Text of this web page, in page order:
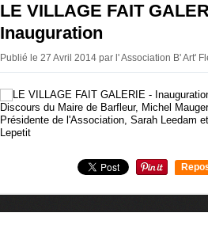
LE VILLAGE FAIT
Inauguration
Publié le 27 Avril 2014 par l' Association B' Art'
Discours du Maire de Barfleur, Michel
Présidente de l'Association, Sarah Leedam
Lepetit